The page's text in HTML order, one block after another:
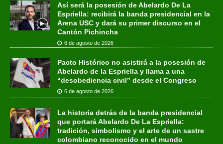
Así será la posesión de Abelardo De La
Espriella: recibirá la banda presidencial en la
Arena USC y dará su primer discurso en el
Cantón Pichincha
6 de agosto de 2026
Pacto Histórico no asistirá a la posesión de
Abelardo de la Espriella y llama a una
“desobediencia civil” desde el Congreso
6 de agosto de 2026
La historia detrás de la banda presidencial
que portará Abelardo De La Espriella:
tradición, simbolismo y el arte de un sastre
colombiano reconocido en el mundo